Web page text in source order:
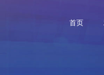
首页